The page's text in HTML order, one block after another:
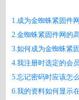
1.成为金蜘蛛紧固件
2.金蜘蛛紧固件网的
3.如何成为金蜘蛛紧
4.我注册时选定的会
5.忘记密码时应该怎
6.我的资料如何显示